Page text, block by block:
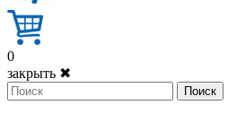
0
закрыть ✖
Поиск